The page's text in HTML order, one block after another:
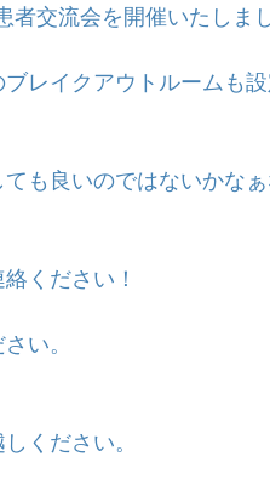
交流会を開催いたしまし
レイクアウトルームも
も良いのではないかな
ください！
い。
ください。